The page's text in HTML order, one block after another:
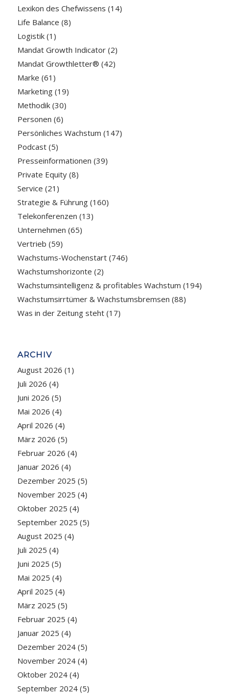
Lexikon des Chefwissens (14)
Life Balance (8)
Logistik(1)
Mandat Growth Indicator(2)
Mandat Growthletter® (42)
Marke (61)
Marketing(19)
Methodik(30)
Personen (6)
Persönliches Wachstum (147)
Podcast(5)
Presseinformationen (39)
Private Equity(8)
Service (21)
Strategie & Führung(160)
Telekonferenzen (13)
Unternehmen (65)
Vertrieb (59)
Wachstums-Wochenstart(746)
Wachstumshorizonte (2)
Wachstumsintelligenz & profitables Wachstum (194)
Wachstumsirrtümer & Wachstumsbremsen (88)
Was in der Zeitung steht(17)
ARCHIV
August 2026 (1)
Juli 2026 (4)
Juni 2026 (5)
Mai 2026 (4)
April 2026 (4)
März 2026 (5)
Februar 2026 (4)
Januar 2026 (4)
Dezember 2025 (5)
November 2025 (4)
Oktober 2025 (4)
September 2025 (5)
August 2025 (4)
Juli 2025 (4)
Juni 2025 (5)
Mai 2025 (4)
April 2025 (4)
März 2025 (5)
Februar 2025 (4)
Januar 2025 (4)
Dezember 2024(5)
November 2024(4)
Oktober 2024(4)
September 2024(5)